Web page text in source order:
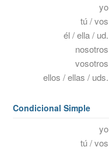
yo
tú / vos
él / ella / ud.
nosotros
vosotros
ellos / ellas / uds.
Condicional Simple
yo
tú / vos